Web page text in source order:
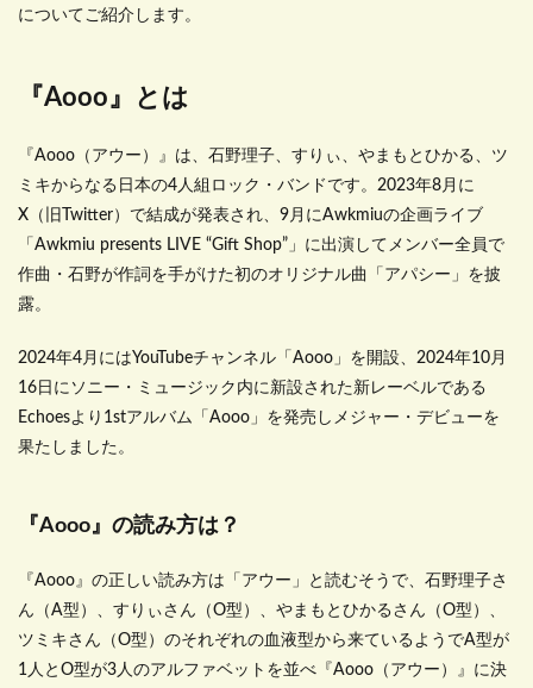
についてご紹介します。
『Aooo』とは
『Aooo（アウー）』は、石野理子、すりぃ、やまもとひかる、ツ
ミキからなる日本の4人組ロック・バンドです。2023年8月に
X（旧Twitter）で結成が発表され、9月にAwkmiuの企画ライブ
「Awkmiu presents LIVE “Gift Shop”」に出演してメンバー全員で
作曲・石野が作詞を手がけた初のオリジナル曲「アパシー」を披
露。
2024年4月にはYouTubeチャンネル「Aooo」を開設、2024年10月
16日にソニー・ミュージック内に新設された新レーベルである
Echoesより1stアルバム「Aooo」を発売しメジャー・デビューを
果たしました。
『Aooo』の読み方は？
『Aooo』の正しい読み方は「アウー」と読むそうで、石野理子さ
ん（A型）、すりぃさん（O型）、やまもとひかるさん（O型）、
ツミキさん（O型）のそれぞれの血液型から来ているようでA型が
1人とO型が3人のアルファベットを並べ『Aooo（アウー）』に決